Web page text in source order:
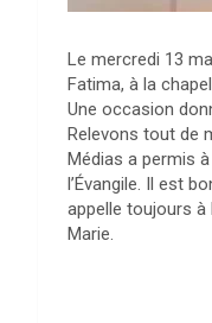
Le mercredi 13
Fatima, à la
Une occasion
Relevons tout de
Médias a permis
l’Évangile. Il est
appelle toujours
Marie.